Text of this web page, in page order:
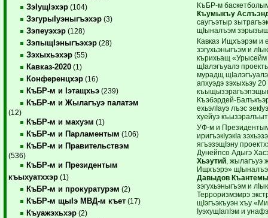
ЗэIущIэхэр (104)
ЗэгурыIуэныгъэхэр (3)
Зэпеуэхэр (128)
ЗэпыщIэныгъэхэр (28)
Зэхыхьэхэр (55)
Кавказ-2020 (1)
Конференцхэр (16)
КъБР-м и Iэтащхьэ (239)
КъБР-м и Жылагъуэ палатэм
(12)
КъБР-м и махуэм (1)
КъБР-м и Парламентым (106)
КъБР-м и Правительствэм
(536)
КъБР-м и Президентым
къыхуатххэр (1)
КъБР-м и прокуратурэм (2)
КъБР-м щыIэ МВД-м къет (17)
Къуажэхьхэр (2)
КъБР-м
Къумыкъу
саугъэтыр
щIыналъэм
Кавказ Ищхъэрэм и
зэгухьэныгъэм и
кърихьащ
щIалэгъуалэ
мурадщ
апхуэдэ зэхыхьэу
Къэбэрдей-
ехьэлIауэ лъэс
хуейуэ
УФ-м и
иригъэкIуэкIа
ягъэзэщIэну
Дунейпсо Адыгэ
Хьэутий, жылагъуэ
Ищхъэрэ» щIыналъэ
Давыдов
зэгухьэныгъэм и
Терроризмэмрэ
щIэгъэкъуэн хъу
IуэхущIапIэм и